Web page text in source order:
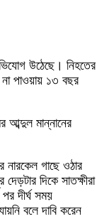
উঠেছে। নিহতের
না পাওয়ায় ১৩ বছর
আব্দুল মান্নানের
গাছে ওঠার
দিকে সাতক্ষীরা
পর দীর্ঘ সময়
বলে দাবি করেন